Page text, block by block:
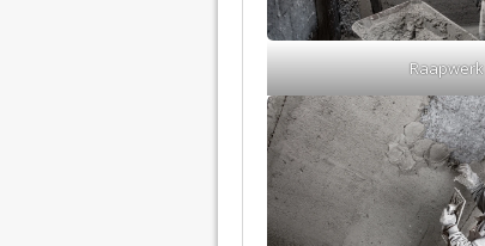
Raapwerk